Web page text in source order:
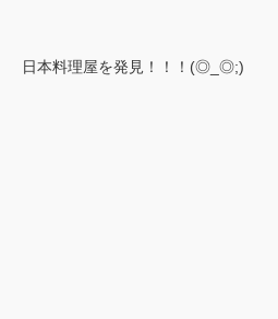
日本料理屋を発見！！！(◎_◎;)